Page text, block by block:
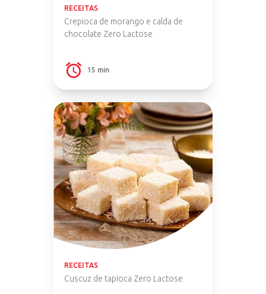
RECEITAS
Crepioca de morango e calda de
chocolate Zero Lactose
15 min
RECEITAS
Cuscuz de tapioca Zero Lactose